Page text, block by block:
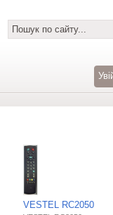
VESTEL RC2050